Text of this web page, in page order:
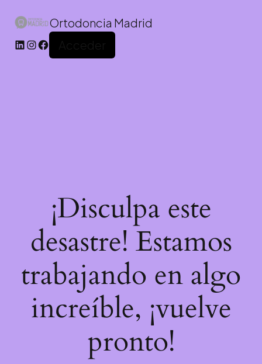
Ortodoncia Madrid
¡Disculpa este
desastre! Estamos
trabajando en algo
increíble, ¡vuelve
pronto!